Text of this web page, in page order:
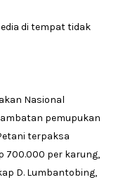
di tempat tidak
Nasional
pemupukan
terpaksa
700.000 per karung,
D. Lumbantobing,